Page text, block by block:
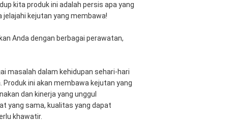
kita produk ini adalah persis apa yang
kejutan yang membawa!
Anda dengan berbagai perawatan,
masalah dalam kehidupan sehari-hari
ini akan membawa kejutan yang
dan kinerja yang unggul
yang sama, kualitas yang dapat
khawatir.